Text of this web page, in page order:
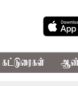
கட்டுரைகள்